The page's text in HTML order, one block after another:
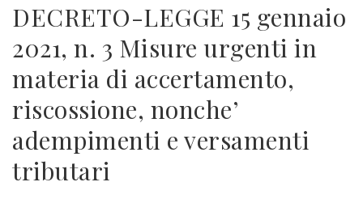
DECRETO-LEGGE 15 gennaio
2021, n. 3 Misure urgenti in
materia di accertamento,
riscossione, nonche’
adempimenti e versamenti
tributari